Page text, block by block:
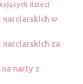
dzieci
narciarskich w
narciarskich za
narty z